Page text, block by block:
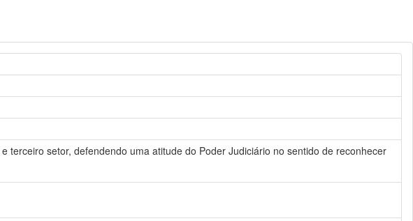
setor, defendendo uma atitude do Poder Judiciário no sentido de reconhecer